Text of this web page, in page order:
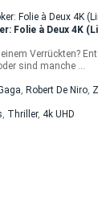
Folie à Deux 4K
Verrückten?
sind manche ...
, Robert De Niro,
, Thriller, 4k UHD